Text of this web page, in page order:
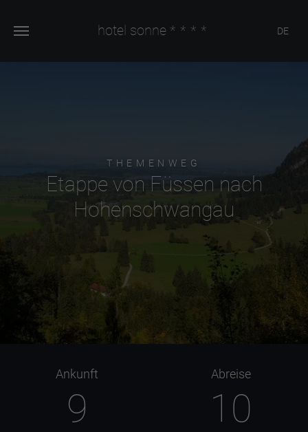
hotel sonne **** DE
THEMENWEG
Etappe von Füssen nach
Hohenschwangau
Ankunft
9
Abreise
10